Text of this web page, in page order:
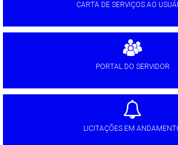
CARTA DE SERVIÇOS AO
PORTAL DO SERVIDOR
LICITAÇÕES EM